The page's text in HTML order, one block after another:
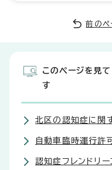
前のペ
このページを見
す
北区の認知症に関
自動車臨時運行許
認知症フレンドリー